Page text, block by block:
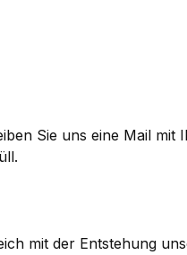
Sie uns eine Mail mit
mit der Entstehung